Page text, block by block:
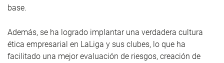
base.
Además, se ha logrado implantar una verdadera cultura
ética empresarial en LaLiga y sus clubes, lo que ha
facilitado una mejor evaluación de riesgos, creación de